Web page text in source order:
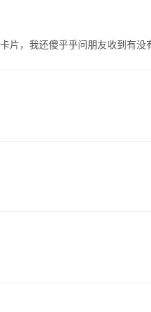
片，我还傻乎乎问朋友收到有没